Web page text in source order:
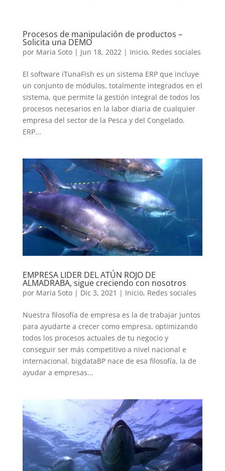
Procesos de manipulación de productos –
Solicita una DEMO
por Maria Soto| Jun 18, 2022 | Inicio, Redes sociales
El software iTunaFish es un sistema ERP que incluye
un conjunto de módulos, totalmente integrados en el
sistema, que permite la gestión integral de todos los
procesos necesarios en la labor diaria de cualquier
empresa del sector de la Pesca y del Congelado.
ERP...
EMPRESA LIDER DEL ATÚN ROJO DE
ALMADRABA, sigue creciendo con nosotros
por Maria Soto| Dic 3, 2021 | Inicio, Redes sociales
Nuestra filosofía de empresa es la de trabajar juntos
para ayudarte a crecer como empresa, optimizando
todos los procesos actuales de tu negocio y
conseguir ser más competitivo a nivel nacional e
internacional. bigdataBP nace de esa filosofía, la de
ayudar a empresas...